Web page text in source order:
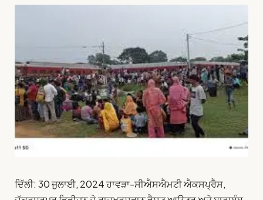
ਦਿੱਲੀ: 30 ਜੁਲਾਈ, 2024 ਹਾਵੜਾ-ਸੀਐਸਐਮਟੀ ਐਕਸਪ੍ਰੈਸ,